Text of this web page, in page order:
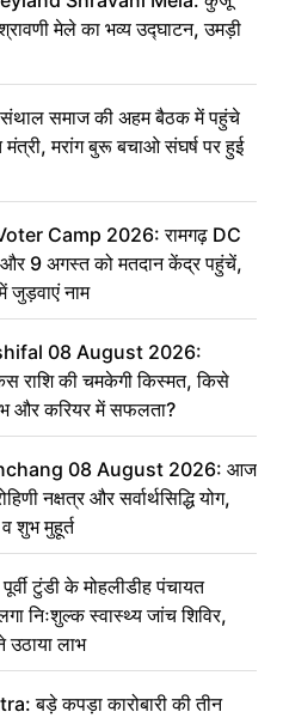
मेले का भव्य उद्घाटन, उमड़ी
समाज की अहम बैठक में पहुंचे
मंत्री, मरांग बुरू बचाओ संघर्ष पर हुई
Camp 2026: रामगढ़ DC
9 अगस्त को मतदान केंद्र पहुंचें,
जुड़वाएं नाम
08 August 2026:
राशि की चमकेगी किस्मत, किसे
और करियर में सफलता?
08 August 2026: आज
नक्षत्र और सर्वार्थसिद्धि योग,
शुभ मुहूर्त
टुंडी के मोहलीडीह पंचायत
निःशुल्क स्वास्थ्य जांच शिविर,
उठाया लाभ
बड़े कपड़ा कारोबारी की तीन